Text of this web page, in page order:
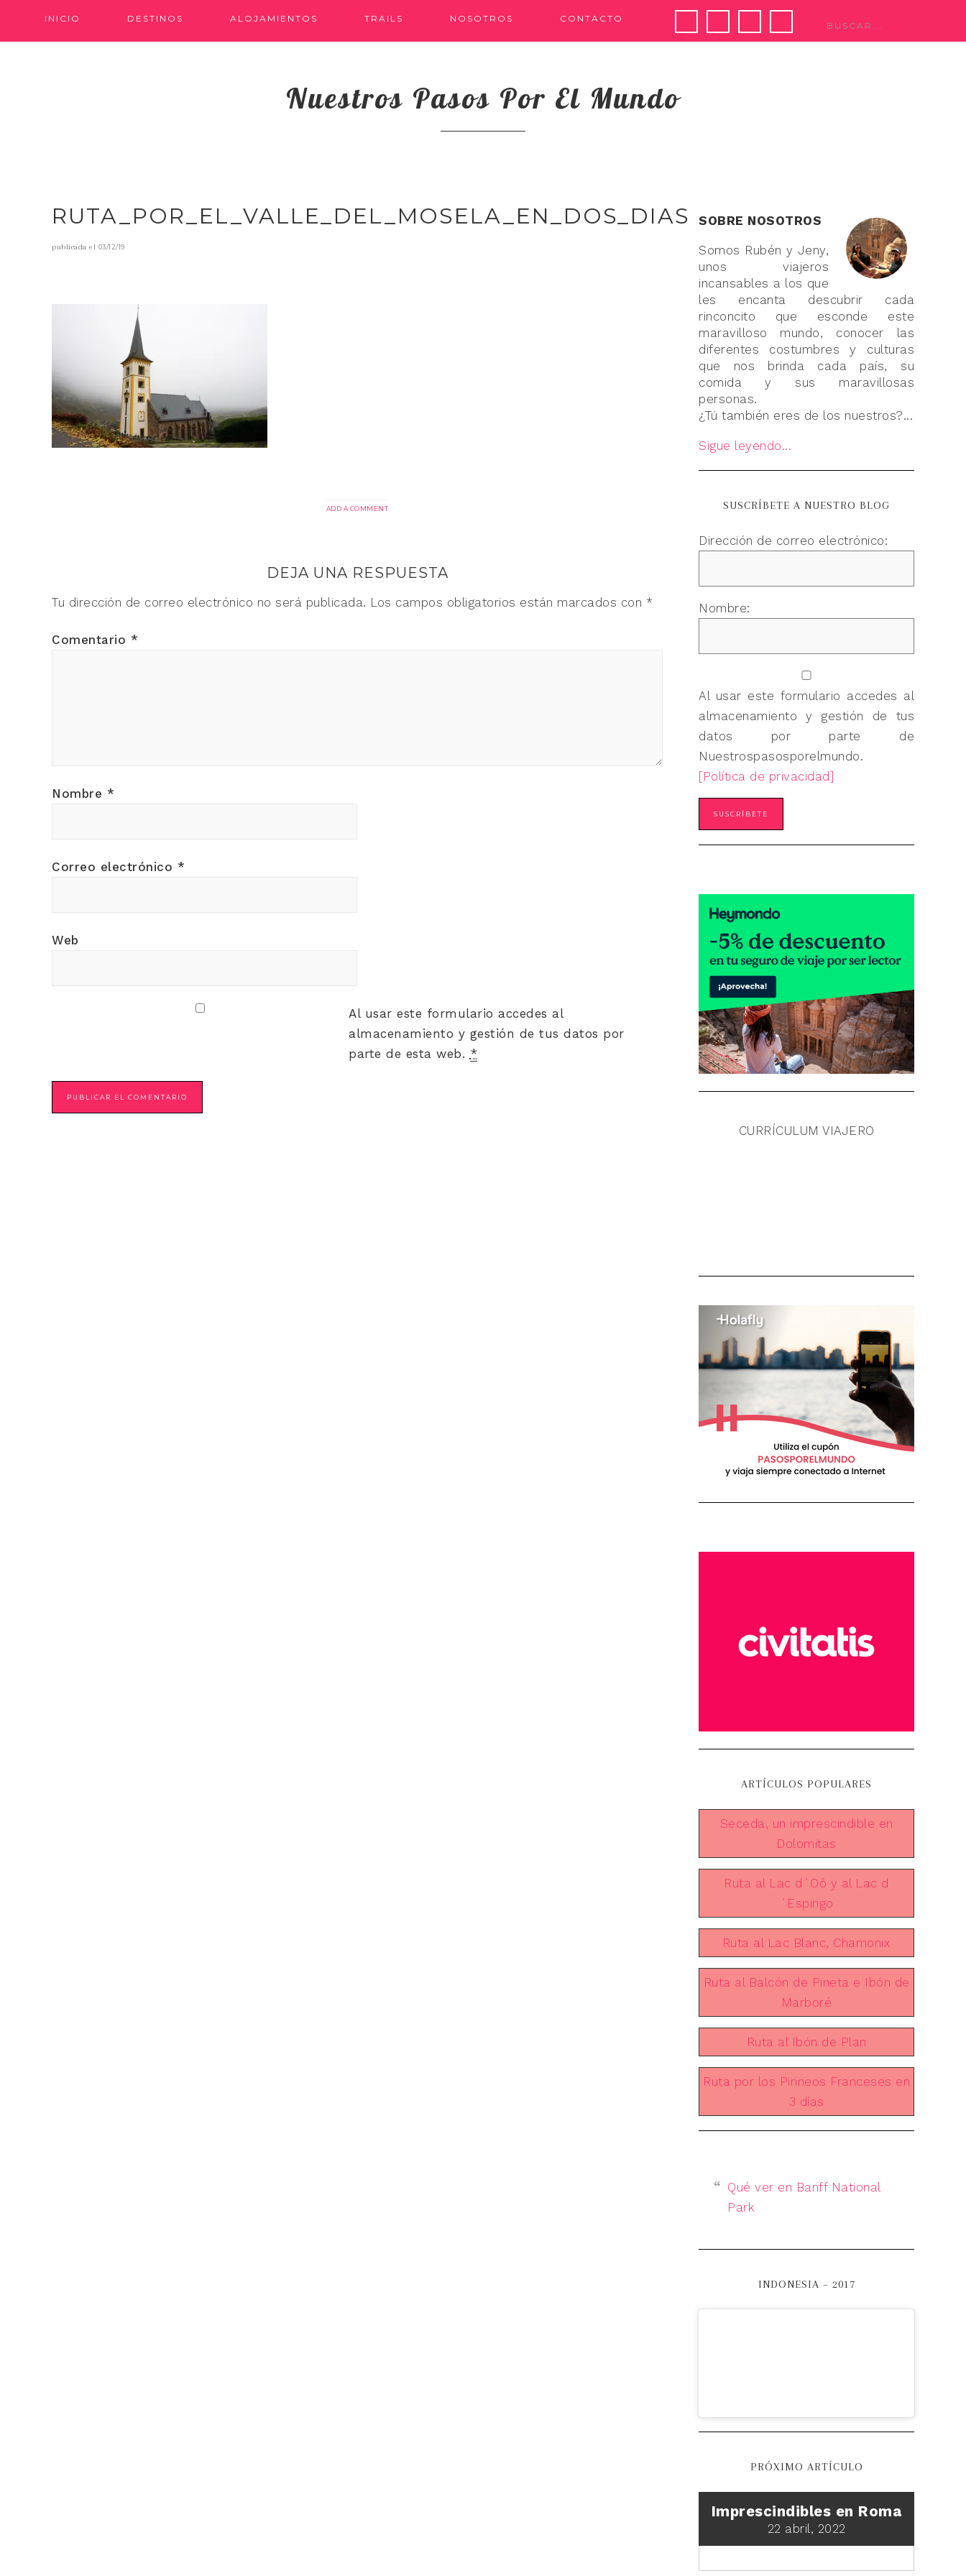
INICIO DESTINOS ALOJAMIENTOS TRAILS NOSOTROS CONTACTO
Nuestros Pasos Por El Mundo
RUTA_POR_EL_VALLE_DEL_MOSELA_EN_DOS_DIAS
publicada el 03/12/19
ADD A COMMENT
DEJA UNA RESPUESTA
Tu dirección de correo electrónico no será publicada. Los campos obligatorios están marcados con *
Comentario *
Nombre *
Correo electrónico *
Web
Al usar este formulario accedes al
almacenamiento y gestión de tus datos por
parte de esta web. *
SOBRE NOSOTROS
Somos Rubén y Jeny,
unos viajeros
incansables a los que
les encanta descubrir cada
rinconcito que esconde este
maravilloso mundo, conocer las
diferentes costumbres y culturas
que nos brinda cada país, su
comida y sus maravillosas
personas.
¿Tú también eres de los nuestros?...
Sigue leyendo...
SUSCRÍBETE A NUESTRO BLOG
Dirección de correo electrónico:
Nombre:
Al usar este formulario accedes al
almacenamiento y gestión de tus
datos por parte de
Nuestrospasosporelmundo.
[Política de privacidad]
CURRÍCULUM VIAJERO
ARTÍCULOS POPULARES
Seceda, un imprescindible en
Dolomitas
Ruta al Lac d´Oô y al Lac d
´Espingo
Ruta al Lac Blanc, Chamonix
Ruta al Balcón de Pineta e Ibón de
Marboré
Ruta al Ibón de Plan
Ruta por los Pirineos Franceses en
3 días
Qué ver en Banff National
Park
INDONESIA – 2017
PRÓXIMO ARTÍCULO
Imprescindibles en Roma
22 abril, 2022